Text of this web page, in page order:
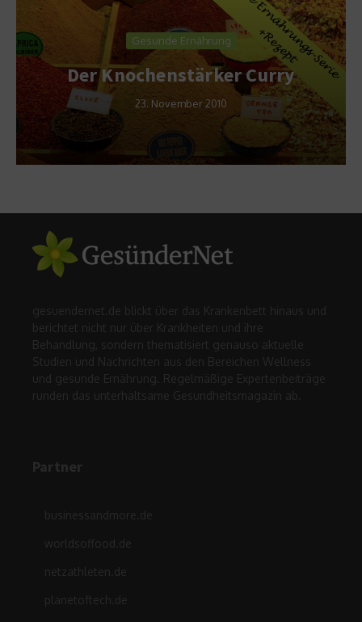
Gesunde Ernährung
Der Knochenstärker Curry
23. November 2010
gesuendernet.de blickt über das Krankenbett hinaus und
berichtet nicht nur über Krankheiten und ihre
Behandlung, sondern thematisiert genauso aktuelle
Studien und Nachrichten aus den Bereichen Wellness
und gesunde Ernährung. Regelmäßige Expertenbeiträge
runden das unterhaltsame Gesundheitsmagazin ab.
Partner
businessandmore.de
worldsoffood.de
netzathleten.de
planetoftech.de